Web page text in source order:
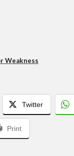
Weakness
Twitter
Print